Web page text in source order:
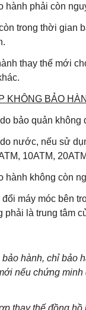
hành phải còn
trong thời gian
thay thế mới
KHÔNG BẢO
bảo quản không
nước, nếu sử
10ATM,
hành không còn
máy móc bên
phải là trung tâm
bảo hành, chỉ bảo
nếu chứng
thay thế đồng